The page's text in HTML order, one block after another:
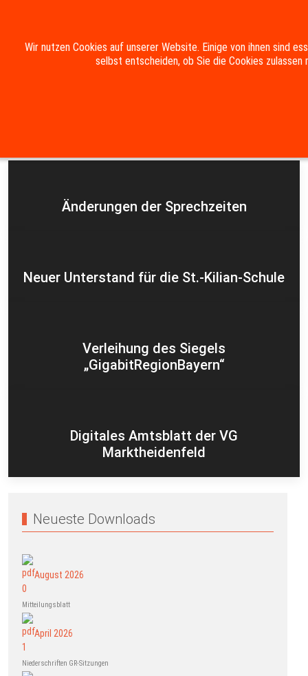
Impressum Datenschutzerklärung
Änderungen der Sprechzeiten
Neuer Unterstand für die St.-Kilian-Schule
Verleihung des Siegels
„GigabitRegionBayern“
Digitales Amtsblatt der VG
Marktheidenfeld
Neueste Downloads
August 2026
Mitteilungsblatt
April 2026
Niederschriften GR-Sitzungen
Wir nutzen Cookies auf unserer Website. Einige von ihnen sind
selbst entscheiden, ob Sie die Cookies